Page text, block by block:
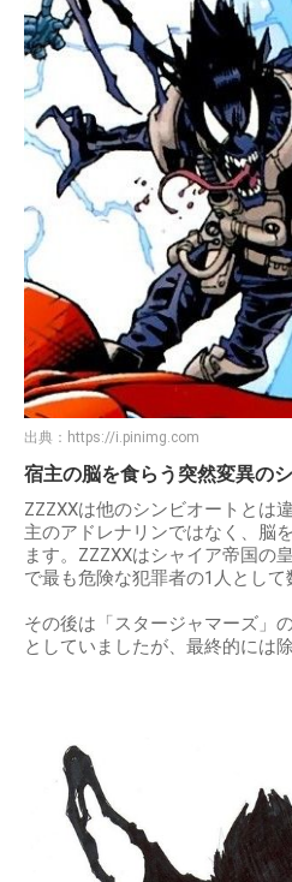
出典： https://i.pinimg.com
宿主の脳を食らう突然変異の
ZZZXXは他のシンビオートとは
主のアドレナリンではなく、脳
ます。ZZZXXはシャイア帝国の
で最も危険な犯罪者の1人として
その後は「スタージャマーズ」
としていましたが、最終的には